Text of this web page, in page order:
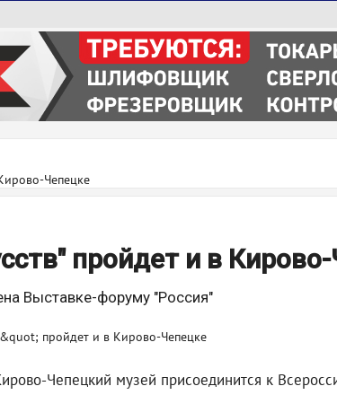
Чепецке
пройдет и в
Выставке-форуму "Россия"
Чепецкий музей присоединится к